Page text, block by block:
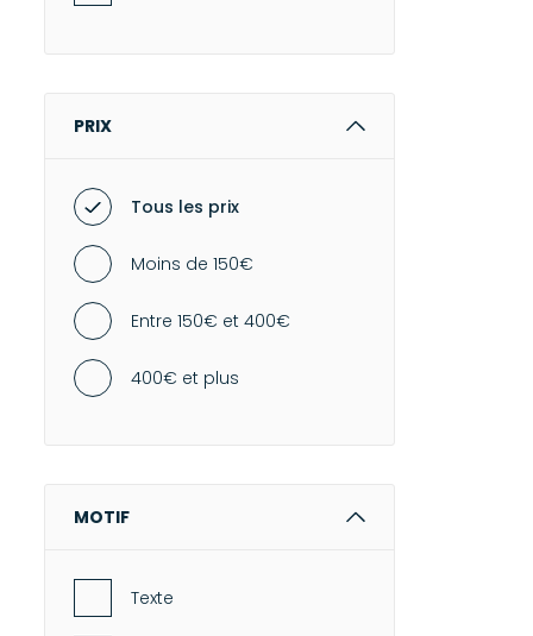
PRIX
Tous les prix
Moins de 150€
Entre 150€ et 400€
400€ et plus
MOTIF
Texte